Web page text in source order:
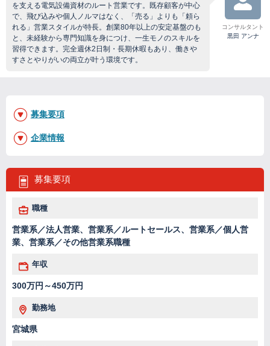
を支える電気設備資材のルート営業です。既存顧客が中心
で、飛び込みや個人ノルマはなく、「売る」よりも「頼ら
れる」営業スタイルが特長。創業80年以上の安定基盤のも
と、未経験から専門知識を身につけ、一生モノのスキルを
習得できます。完全週休2日制・長期休暇もあり、働きや
すさとやりがいの両立が叶う環境です。
コンサルタント
黒田 アンナ
募集要項
職種
営業系／法人営業、営業系／ルートセールス、営業系／個人営
業、営業系／その他営業系職種
年収
300万円～450万円
勤務地
宮城県
募集要項
企業情報